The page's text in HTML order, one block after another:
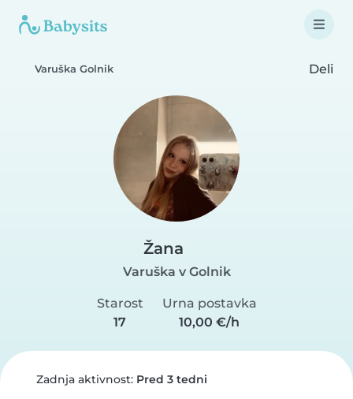
Varuška Golnik Deli
Žana
Varuška v Golnik
Starost
17
Urna postavka
10,00 €/h
Zadnja aktivnost: Pred 3 tedni